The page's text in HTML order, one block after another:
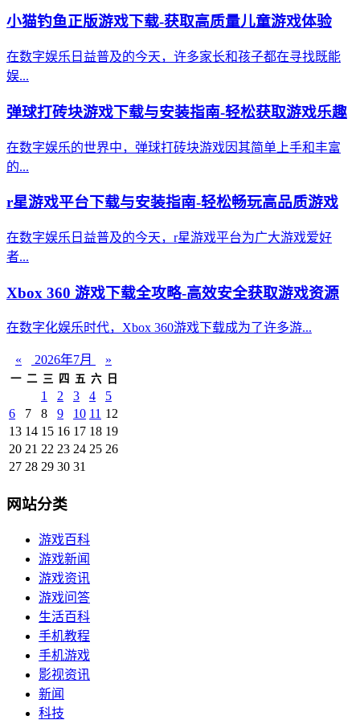
小猫钓鱼正版游戏下载-获取高质量儿童游戏体验
在数字娱乐日益普及的今天，许多家长和孩子都在寻找既能
娱...
弹球打砖块游戏下载与安装指南-轻松获取游戏乐趣
在数字娱乐的世界中，弹球打砖块游戏因其简单上手和丰富
的...
r星游戏平台下载与安装指南-轻松畅玩高品质游戏
在数字娱乐日益普及的今天，r星游戏平台为广大游戏爱好
者...
Xbox 360 游戏下载全攻略-高效安全获取游戏资源
在数字化娱乐时代，Xbox 360游戏下载成为了许多游...
« 2026年7月 »
一 二 三 四 五 六 日
1 2 3 4
5
6
7 8 9 10 11 12
13 14 15 16 17 18 19
20 21 22 23 24 25 26
27 28 29 30 31
网站分类
游戏百科
游戏新闻
游戏资讯
游戏问答
生活百科
手机教程
手机游戏
影视资讯
新闻
科技